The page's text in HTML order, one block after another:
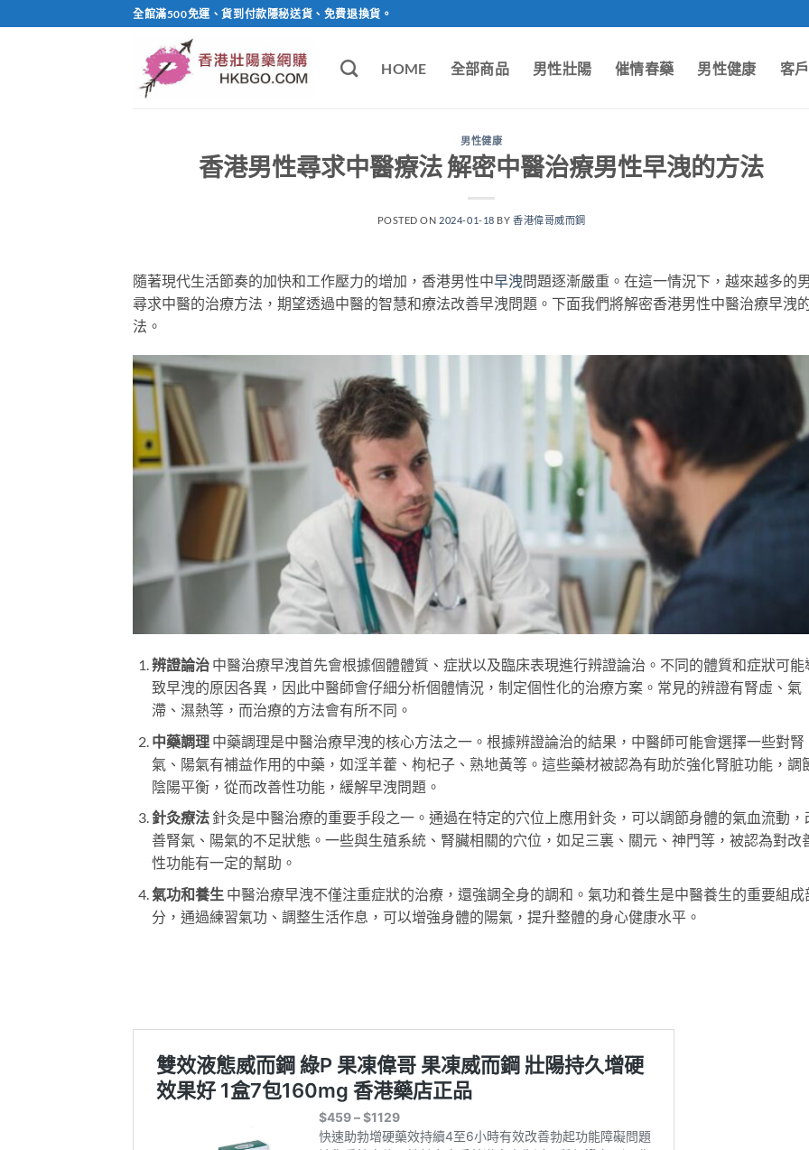
to
全館滿500免運、貨到付款隱秘送貨、免費退換貨。
HOME 全部商品 男性壯陽 催情春藥 男性健康 客
男性健康
香港男性尋求中醫療法 解密中醫治療男性早洩的方法
POSTED ON 2024-01-18 BY香港偉哥威而鋼
隨著現代生活節奏的加快和工作壓力的增加，香港男性中早洩問題逐漸嚴重。在這一情況下，越來越多的
尋求中醫的治療方法，期望透過中醫的智慧和療法改善早洩問題。下面我們將解密香港男性中醫治療早洩
法。
辨證論治中醫治療早洩首先會根據個體體質、症狀以及臨床表現進行辨證論治。不同的體質和症狀可能
致早洩的原因各異，因此中醫師會仔細分析個體情況，制定個性化的治療方案。常見的辨證有腎虛、氣
滯、濕熱等，而治療的方法會有所不同。
中藥調理中藥調理是中醫治療早洩的核心方法之一。根據辨證論治的結果，中醫師可能會選擇一些對腎
氣、陽氣有補益作用的中藥，如淫羊藿、枸杞子、熟地黃等。這些藥材被認為有助於強化腎脏功能，調
陰陽平衡，從而改善性功能，緩解早洩問題。
針灸療法針灸是中醫治療的重要手段之一。通過在特定的穴位上應用針灸，可以調節身體的氣血流動，
善腎氣、陽氣的不足狀態。一些與生殖系統、腎臟相關的穴位，如足三裏、關元、神門等，被認為對改
性功能有一定的幫助。
氣功和養生 中醫治療早洩不僅注重症狀的治療，還強調全身的調和。氣功和養生是中醫養生的重要組成
分，通過練習氣功、調整生活作息，可以增強身體的陽氣，提升整體的身心健康水平。